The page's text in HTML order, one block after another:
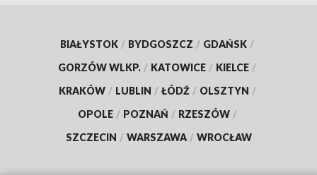
BIAŁYSTOK / BYDGOSZCZ / GDAŃSK /
GORZÓW WLKP. / KATOWICE / KIELCE /
KRAKÓW / LUBLIN / ŁÓDŹ / OLSZTYN /
OPOLE / POZNAŃ / RZESZÓW /
SZCZECIN / WARSZAWA / WROCŁAW